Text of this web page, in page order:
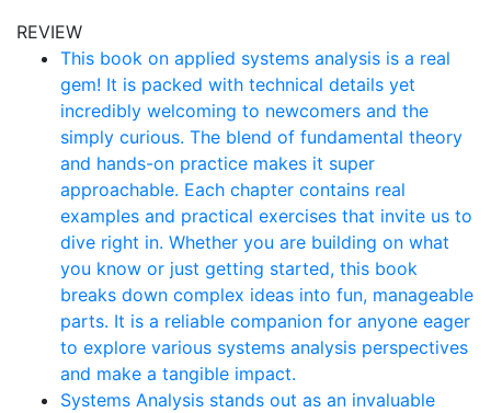
REVIEW
This book on applied systems analysis is a real
gem! It is packed with technical details yet
incredibly welcoming to newcomers and the
simply curious. The blend of fundamental theory
and hands-on practice makes it super
approachable. Each chapter contains real
examples and practical exercises that invite us to
dive right in. Whether you are building on what
you know or just getting started, this book
breaks down complex ideas into fun, manageable
parts. It is a reliable companion for anyone eager
to explore various systems analysis perspectives
and make a tangible impact.
Systems Analysis stands out as an invaluable